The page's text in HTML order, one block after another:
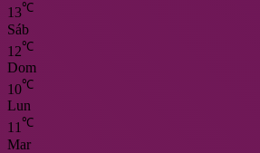
13℃
Sáb
12℃
Dom
10℃
Lun
11℃
Mar